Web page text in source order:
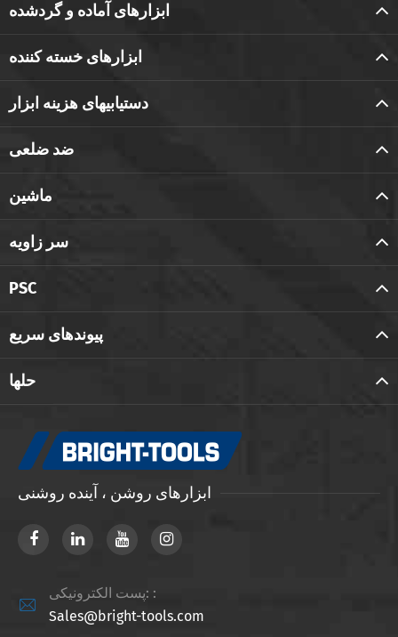
ابزارهای آماده و گردشده
ابزارهای خسته کننده
دستیابیهای هزینه ابزار
ضد ضلعی
ماشین
سر زاویه
PSC
پیوندهای سریع
حلها
ابزارهای روشن ، آینده روشنی

پست الکترونیکی: :
Sales@bright-tools.com